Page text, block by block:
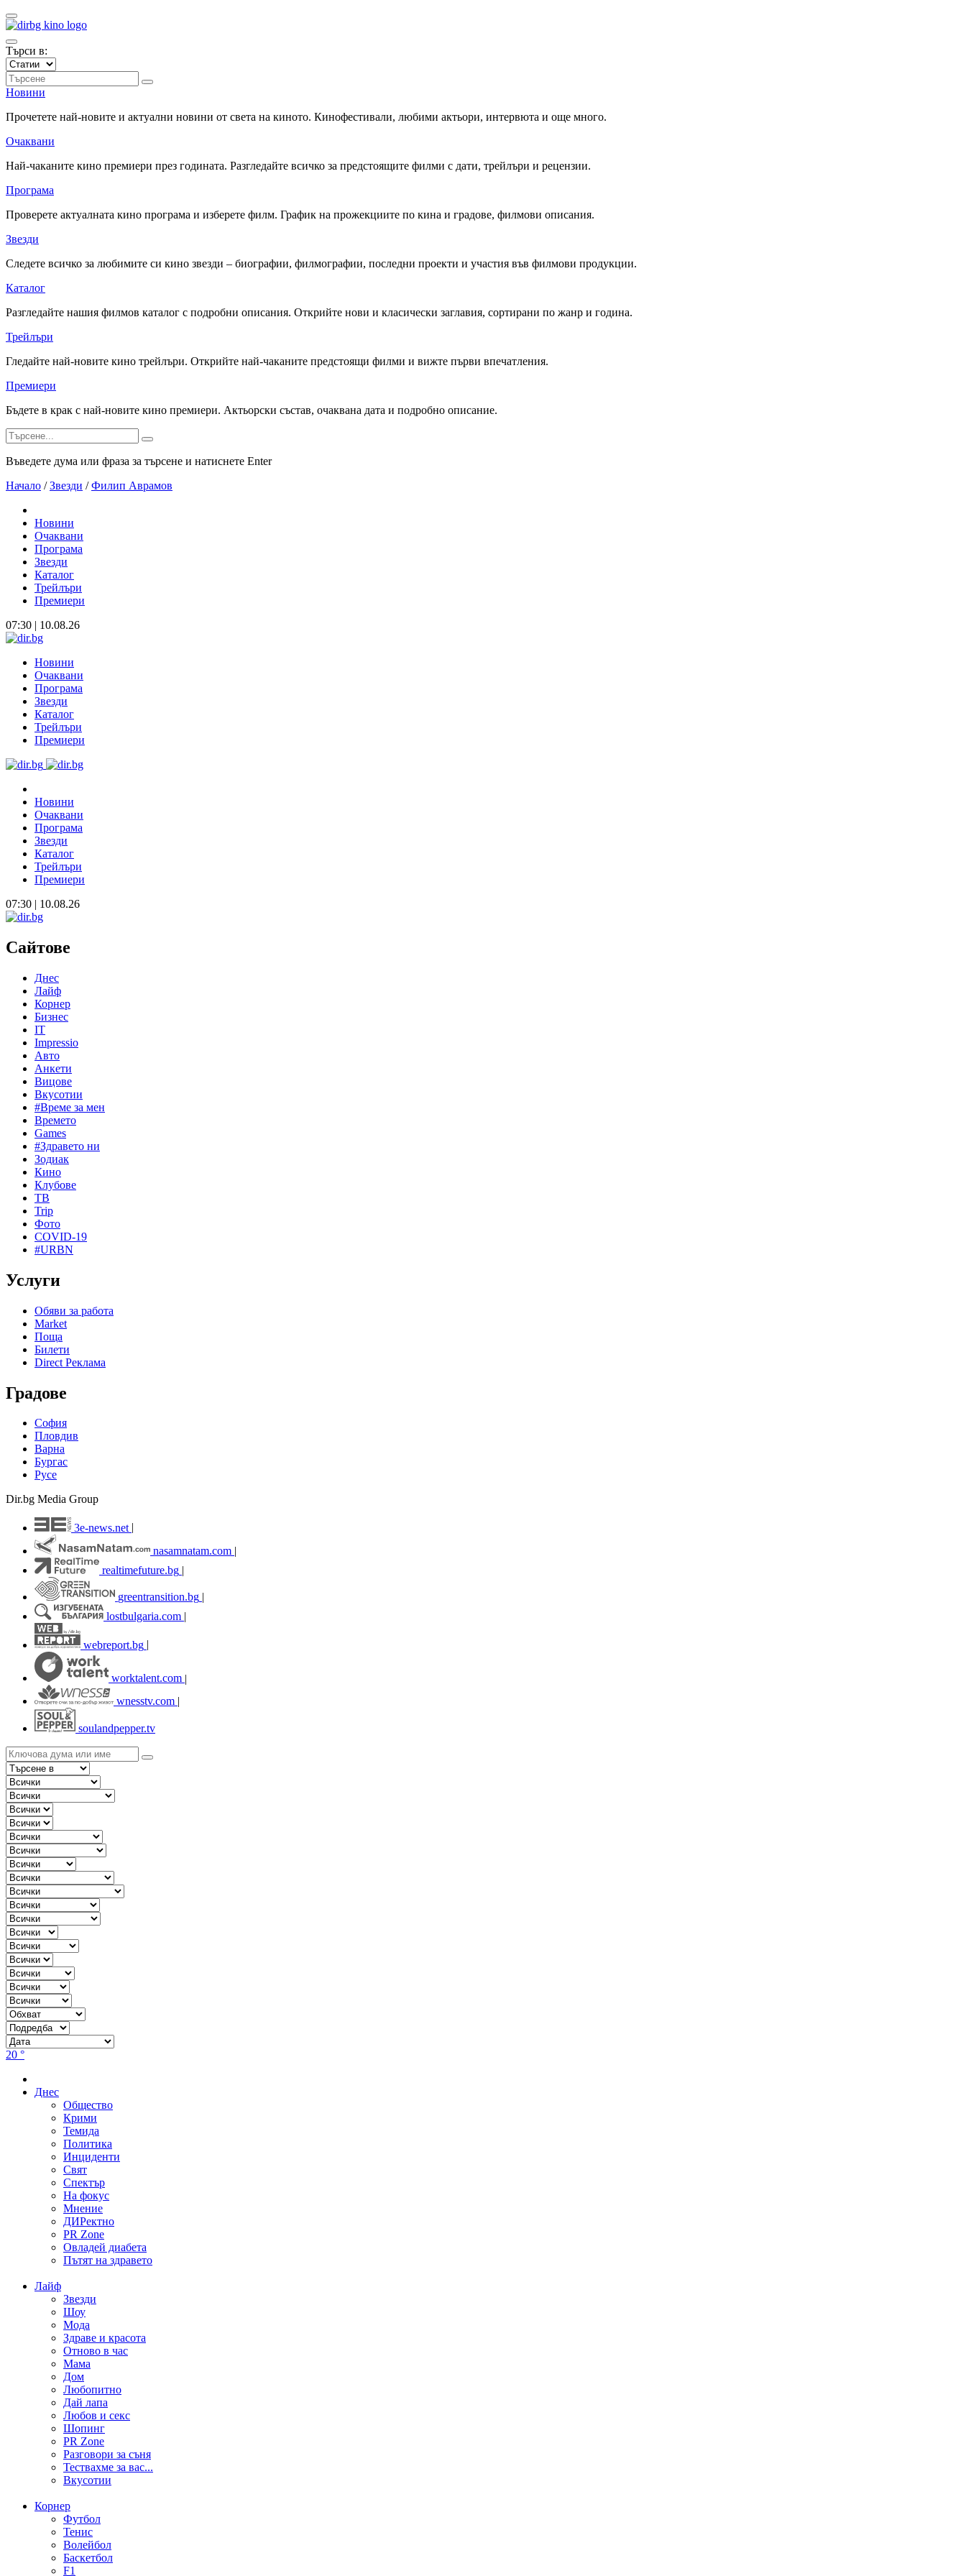
Търси в:
Новини
Прочетете най-новите и актуални новини от света на киното. Кинофестивали, любими актьори, интервюта и още много.
Очаквани
Най-чаканите кино премиери през годината. Разгледайте всичко за предстоящите филми с дати, трейлъри и рецензии.
Програма
Проверете актуалната кино програма и изберете филм. График на прожекциите по кина и градове, филмови описания.
Звезди
Следете всичко за любимите си кино звезди – биографии, филмографии, последни проекти и участия във филмови продукции.
Каталог
Разгледайте нашия филмов каталог с подробни описания. Открийте нови и класически заглавия, сортирани по жанр и година.
Трейлъри
Гледайте най-новите кино трейлъри. Открийте най-чаканите предстоящи филми и вижте първи впечатления.
Премиери
Бъдете в крак с най-новите кино премиери. Актьорски състав, очаквана дата и подробно описание.
Въведете дума или фраза за търсене и натиснете Enter
Начало / Звезди / Филип Аврамов
Новини
Очаквани
Програма
Звезди
Каталог
Трейлъри
Премиери
07:30 | 10.08.26
Новини
Очаквани
Програма
Звезди
Каталог
Трейлъри
Премиери
Новини
Очаквани
Програма
Звезди
Каталог
Трейлъри
Премиери
07:30 | 10.08.26
Сайтове
Днес
Лайф
Корнер
Бизнес
IT
Impressio
Авто
Анкети
Вицове
Вкусотии
#Време за мен
Времето
Games
#Здравето ни
Зодиак
Кино
Клубове
ТВ
Trip
Фото
COVID-19
#URBN
Услуги
Обяви за работа
Market
Поща
Билети
Direct Реклама
Градове
София
Пловдив
Варна
Бургас
Русе
Dir.bg Media Group
3e-news.net
nasamnatam.com |
realtimefuture.bg |
greentransition.bg |
lostbulgaria.com |
webreport.bg
worktalent.com |
wnesstv.com |
soulandpepper.tv
20 °
Днес
Общество
Крими
Темида
Политика
Инциденти
Свят
Спектър
На фокус
Мнение
ДИРектно
PR Zone
Овладей диабета
Пътят на здравето
Лайф
Звезди
Шоу
Мода
Здраве и красота
Отново в час
Мама
Дом
Любопитно
Дай лапа
Любов и секс
Шопинг
PR Zone
Разговори за съня
Тествахме за вас...
Вкусотии
Корнер
Футбол
Тенис
Волейбол
Баскетбол
F1